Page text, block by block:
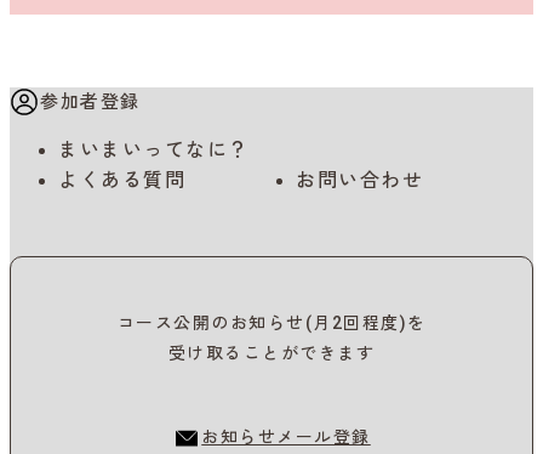
参加者登録
まいまいってなに？
よくある質問
お問い合わせ
コース公開のお知らせ(月2回程度)を
受け取ることができます
お知らせメール登録